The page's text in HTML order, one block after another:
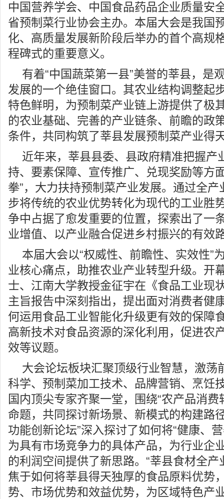
中国营养学会、中国食品药品企业质量安
省预制菜行业协会主办。本届大会是我国
化、高质量发展新阶段后举办的首个高规
程碑式的重要意义。
有着“中国蔬菜第一县”美誉的莘县，是
发展的一个绝佳窗口。其农业结构调整起
特色鲜明，为预制菜产业链上游提供了极
的农业基础、完善的产业链条、前瞻的政
条件，共同构筑了莘县发展预制菜产业得
近年来，莘县县委、县政府精准把握产
持、要素保障、宣传推广、兑现奖励等方
拳”，大力扶持预制菜产业发展。通过全
步将传统的农业优势转化为现代的工业胜
争中占据了愈发重要的位置，探索出了一
业增值、以产业融合促进乡村振兴的有效
本届大会以“权威性、前瞻性、实效性”
业核心痛点，助推农业产业转型升级。开
士、江南大学教授金征宇在《食品工业现
主旨报告中深刻指出，提出面对消费者健
何运用食品工业智能化升级更有效的保障
高新技术对食品资源的深化利用，促进农
效等议题。
大会论坛板块汇聚顶级行业智慧，激荡
科学、预制菜加工技术、品牌营销、烹饪
国内顶尖专家齐聚一堂，围绕“农产品消费
命题，共同探讨新场景、新模式的构建路
功能创新论坛”深入探讨了如何将“健康、
为具有市场竞争力的具体产品，为行业企
的利润空间提供了新思路。“莘县食材全产
焦于如何将莘县得天独厚的食品原料优势
势、市场优势和效益优势，为区域特色产